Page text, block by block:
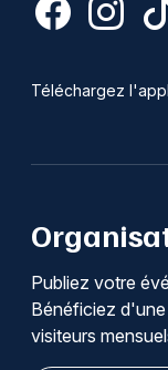
Téléchargez
Publiez votre
Bénéficiez
visiteurs